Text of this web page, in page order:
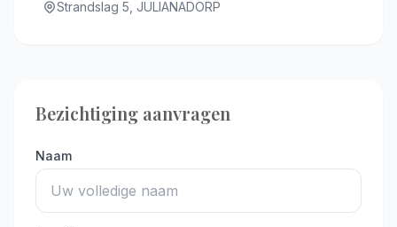
Strandslag 5, JULIANADORP
Bezichtiging aanvragen
Naam